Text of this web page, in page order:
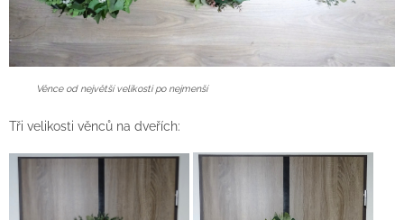
Věnce od největší velikosti po nejmenší
Tři velikosti věnců na dveřích: